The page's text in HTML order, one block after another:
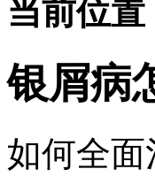
当前位置
银屑病
如何全面